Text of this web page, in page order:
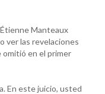
Manteaux
ver las revelaciones
omitió en el primer
En este juicio, usted